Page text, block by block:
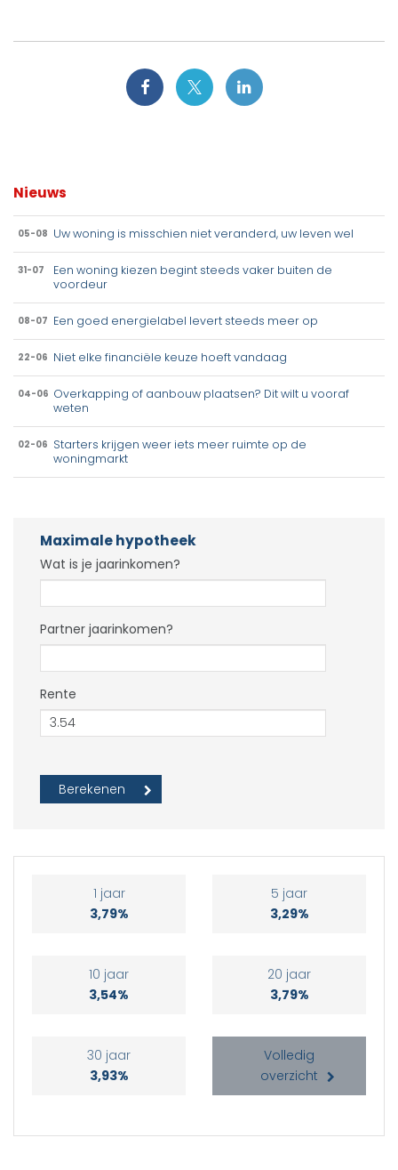
Nieuws
05-08 Uw woning is misschien niet veranderd, uw leven wel
31-07
Een woning kiezen begint steeds vaker buiten de
voordeur
08-07 Een goed energielabel levert steeds meer op
22-06 Niet elke financiële keuze hoeft vandaag
04-06 Overkapping of aanbouw plaatsen? Dit wilt u vooraf
weten
02-06 Starters krijgen weer iets meer ruimte op de
woningmarkt
Maximale hypotheek
Wat is je jaarinkomen?
Partner jaarinkomen?
Rente
1 jaar
3,79%
5 jaar
3,29%
10 jaar
3,54%
20 jaar
3,79%
30 jaar
3,93%
Volledig
overzicht